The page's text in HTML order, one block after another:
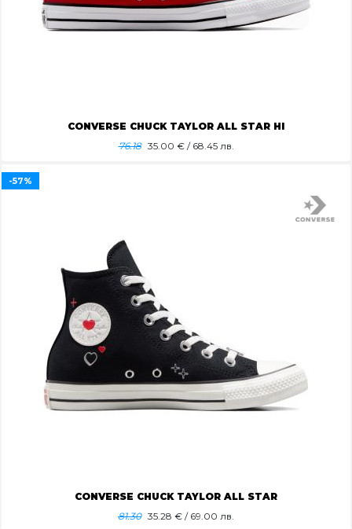
CONVERSE CHUCK TAYLOR ALL STAR HI
76.18 35.00 € / 68.45 лв.
CONVERSE CHUCK TAYLOR ALL STAR
81.30 35.28 € / 69.00 лв.
-57%